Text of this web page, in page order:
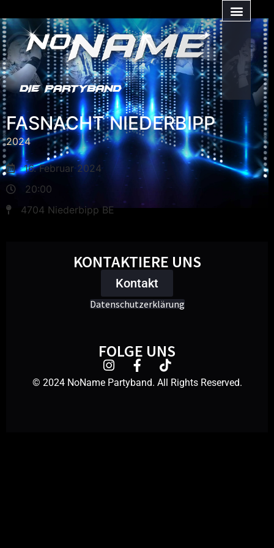
DIE PARTYBAND
FASNACHT NIEDERBIPP
2024
16. Februar 2024
20:00
4704 Niederbipp BE
KONTAKTIERE UNS
Kontakt
Datenschutzerklärung
FOLGE UNS
© 2024 NoName Partyband. All Rights Reserved.